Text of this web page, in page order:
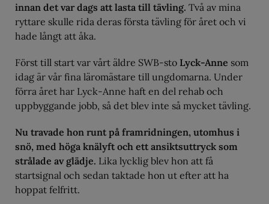
innan det var dags att lasta till tävling. Två av mina
ryttare skulle rida deras första tävling för året och vi
hade långt att åka.
Först till start var vårt äldre SWB-sto Lyck-Anne som
idag är vår fina läromästare till ungdomarna. Under
förra året har Lyck-Anne haft en del rehab och
uppbyggande jobb, så det blev inte så mycket tävling.
Nu travade hon runt på framridningen, utomhus i
snö, med höga knälyft och ett ansiktsuttryck som
strålade av glädje. Lika lycklig blev hon att få
startsignal och sedan taktade hon ut efter att ha
hoppat felfritt.